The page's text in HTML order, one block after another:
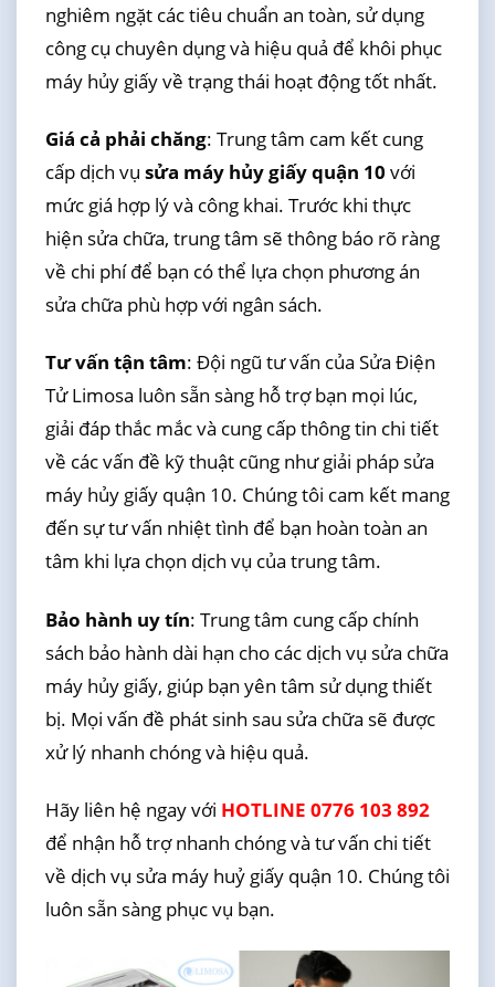
nghiêm ngặt các tiêu chuẩn an toàn, sử dụng
công cụ chuyên dụng và hiệu quả để khôi phục
máy hủy giấy về trạng thái hoạt động tốt nhất.
Giá cả phải chăng: Trung tâm cam kết cung
cấp dịch vụ sửa máy hủy giấy quận 10 với
mức giá hợp lý và công khai. Trước khi thực
hiện sửa chữa, trung tâm sẽ thông báo rõ ràng
về chi phí để bạn có thể lựa chọn phương án
sửa chữa phù hợp với ngân sách.
Tư vấn tận tâm: Đội ngũ tư vấn của Sửa Điện
Tử Limosa luôn sẵn sàng hỗ trợ bạn mọi lúc,
giải đáp thắc mắc và cung cấp thông tin chi tiết
về các vấn đề kỹ thuật cũng như giải pháp sửa
máy hủy giấy quận 10. Chúng tôi cam kết mang
đến sự tư vấn nhiệt tình để bạn hoàn toàn an
tâm khi lựa chọn dịch vụ của trung tâm.
Bảo hành uy tín: Trung tâm cung cấp chính
sách bảo hành dài hạn cho các dịch vụ sửa chữa
máy hủy giấy, giúp bạn yên tâm sử dụng thiết
bị. Mọi vấn đề phát sinh sau sửa chữa sẽ được
xử lý nhanh chóng và hiệu quả.
Hãy liên hệ ngay với HOTLINE 0776 103 892
để nhận hỗ trợ nhanh chóng và tư vấn chi tiết
về dịch vụ sửa máy huỷ giấy quận 10. Chúng tôi
luôn sẵn sàng phục vụ bạn.